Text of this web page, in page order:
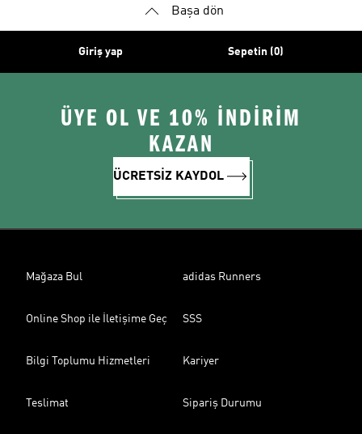
Başa dön
Giriş yap Sepetin (0)
ÜYE OL VE 10% İNDİRİM
KAZAN
ÜCRETSİZ KAYDOL
Mağaza Bul adidas Runners
Online Shop ile İletişime Geç SSS
Bilgi Toplumu Hizmetleri Kariyer
Teslimat Sipariş Durumu